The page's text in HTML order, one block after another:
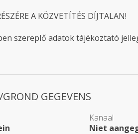
A KÖZVETÍTÉS DÍJTALAN!
szereplő adatok tájékoztató
GROND GEGEVENS
Kanaal
Niet